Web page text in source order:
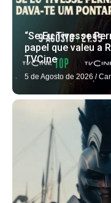
“Se Eu Tivesse
papel que valeu a
TVCine
5 de Agosto de 2026 /